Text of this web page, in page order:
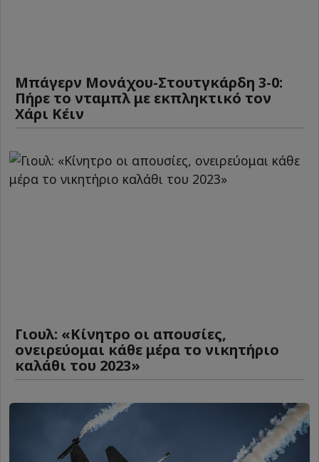
Μπάγερν Μονάχου-Στουτγκάρδη 3-0:
Πήρε το νταμπλ με εκπληκτικό τον
Χάρι Κέιν
Γιουλ: «Κίνητρο οι απουσίες,
ονειρεύομαι κάθε μέρα το νικητήριο
καλάθι του 2023»